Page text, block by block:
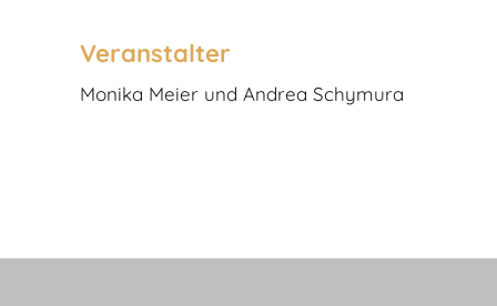
Veranstalter
Monika Meier und Andrea Schymura